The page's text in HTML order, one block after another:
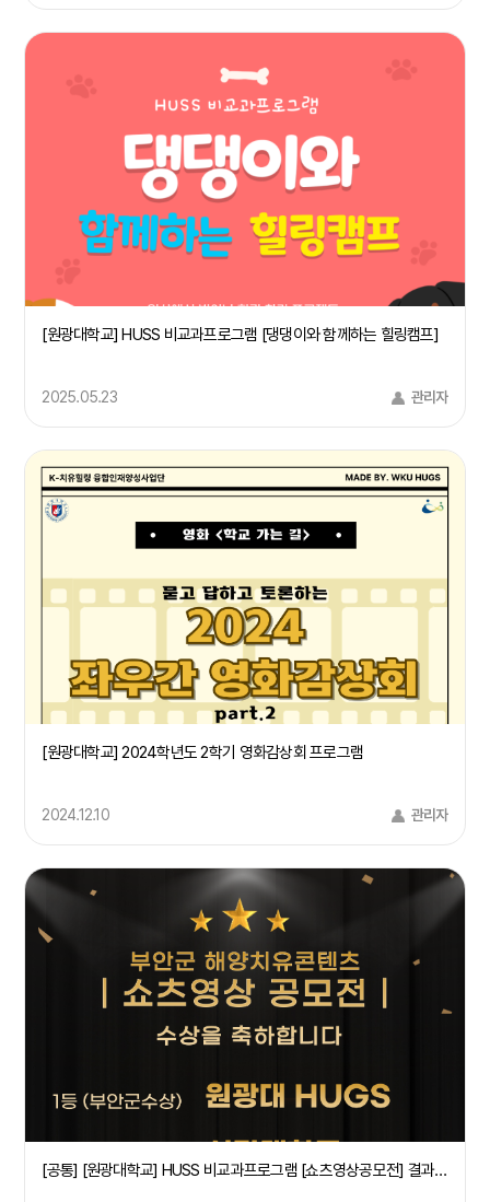
[원광대학교] HUSS 비교과프로그램 [댕댕이와 함께하는 힐링캠프]
2025.05.23 관리자
[원광대학교] 2024학년도 2학기 영화감상회 프로그램
2024.12.10 관리자
[공통] [원광대학교] HUSS 비교과프로그램 [쇼츠영상공모전] 결과 공지